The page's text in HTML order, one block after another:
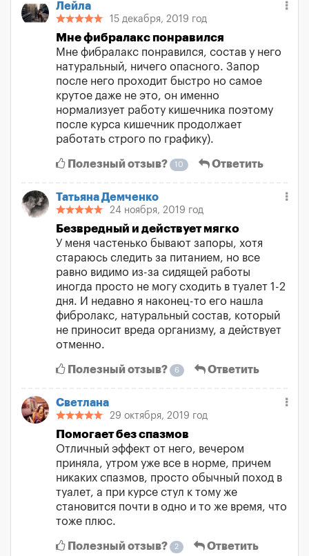
Лейла
15 декабря, 2019 год
Мне фибралакс понравился
Мне фибралакс понравился, состав у него
натуральный, ничего опасного. Запор
после него проходит быстро но самое
крутое даже не это, он именно
нормализует работу кишечника поэтому
после курса кишечник продолжает
работать строго по графику).
Полезный отзыв? 10 Ответить
Татьяна Демченко
24 ноября, 2019 год
Безвредный и действует мягко
У меня частенько бывают запоры, хотя
стараюсь следить за питанием, но все
равно видимо из-за сидящей работы
иногда просто не могу сходить в туалет 1-2
дня. И недавно я наконец-то его нашла
фибролакс, натуральный состав, который
не приносит вреда организму, а действует
отменно.
Полезный отзыв? 6 Ответить
Светлана
29 октября, 2019 год
Помогает без спазмов
Отличный эффект от него, вечером
приняла, утром уже все в норме, причем
никаких спазмов, просто обычный поход в
туалет, а при курсе стул к тому же
становится почти в одно и то же время, что
тоже плюс.
Полезный отзыв? 2 Ответить